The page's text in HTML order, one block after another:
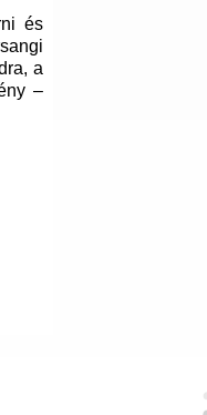
és
a
–